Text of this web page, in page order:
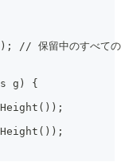
保留中のすべての
g) {